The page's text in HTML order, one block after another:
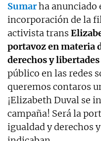
Sumarha anunciado
incorporación de la
activista trans
portavoz en materia
derechos y libertades
público en las redes
queremos contaros
¡Elizabeth Duval se
campaña! Será la
igualdad y derechos